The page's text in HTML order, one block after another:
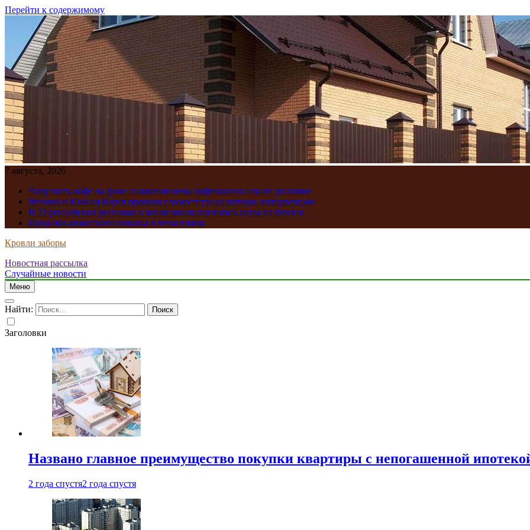
Перейти к содержимому
7 августа, 2026
Чаще пить кофе на фоне снижения цены кофемашин начали россияне
Япония и Южная Корея провели совместную валютную интервенцию
В 23 российских регионах в конце июля снизились цены на бензин
Продажи армянского коньяка и вина упали
Кровли заборы
Новостная рассылка
Случайные новости
Меню
Найти:
Заголовки
Названо главное преимущество покупки квартиры с непогашенной
2 года спустя2 года спустя